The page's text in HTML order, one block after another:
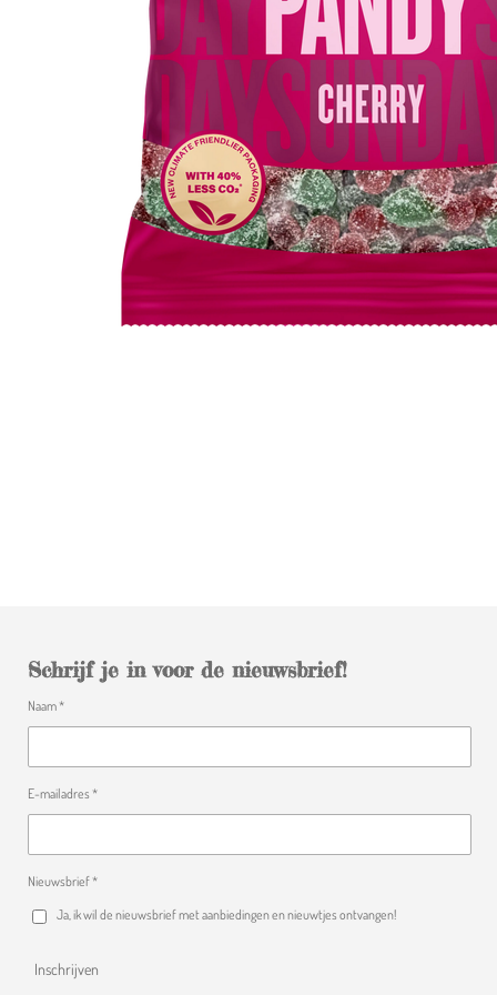
Schrijf je in voor de nieuwsbrief!
Naam *
E-mailadres *
Nieuwsbrief *
Ja, ik wil de nieuwsbrief met aanbiedingen en nieuwtjes ontvangen!
Inschrijven